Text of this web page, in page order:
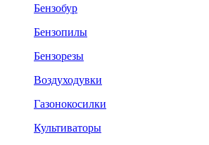
Бензобур
Бензопилы
Бензорезы
Воздуходувки
Газонокосилки
Культиваторы